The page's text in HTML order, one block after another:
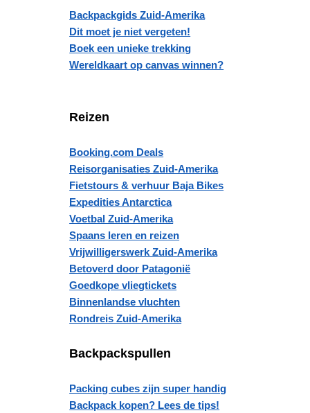
Backpackgids Zuid-Amerika
Dit moet je niet vergeten!
Boek een unieke trekking
Wereldkaart op canvas winnen?
Reizen
Booking.com Deals
Reisorganisaties Zuid-Amerika
Fietstours & verhuur Baja Bikes
Expedities Antarctica
Voetbal Zuid-Amerika
Spaans leren en reizen
Vrijwilligerswerk Zuid-Amerika
Betoverd door Patagonië
Goedkope vliegtickets
Binnenlandse vluchten
Rondreis Zuid-Amerika
Backpackspullen
Packing cubes zijn super handig
Backpack kopen? Lees de tips!